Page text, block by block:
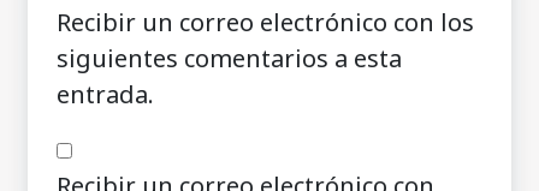
Recibir un correo electrónico con los
siguientes comentarios a esta
entrada.